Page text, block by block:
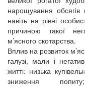
нарощування обсягів
навіть на рівні
причиною такої
м’ясного скотарства.
Вплив на розвиток
галузі, мали і
житті: низька
зниження